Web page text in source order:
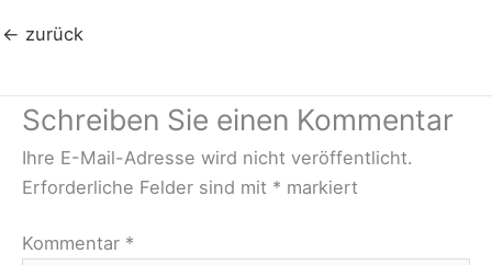
← zurück
Schreiben Sie einen Kommentar
Ihre E-Mail-Adresse wird nicht veröffentlicht.
Erforderliche Felder sind mit * markiert
Kommentar *